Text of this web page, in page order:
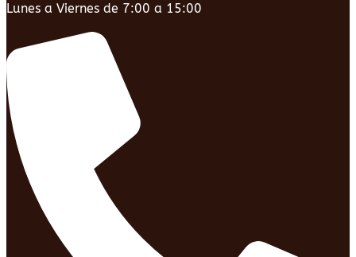
Lunes a Viernes de 7:00 a 15:00